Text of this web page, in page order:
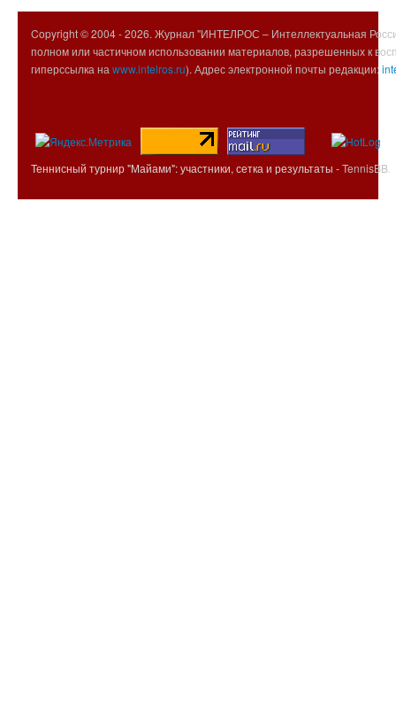
Copyright © 2004 -2026. Журнал "ИНТЕЛРОС – Интеллектуальная
полном или частичном использовании материалов, разрешенных к
гиперссылка на www.intelros.ru). Адрес электронной почты редакции:
Теннисный турнир "Майами": участники, сетка и результаты -TennisBB